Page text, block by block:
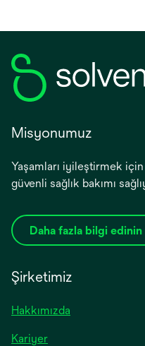
Misyonumuz
Yaşamları iyileştirmek için
güvenli sağlık bakımı
Daha fazla bilgi edinin
Şirketimiz
Hakkımızda
Kariyer